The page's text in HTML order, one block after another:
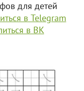
для детей
в Telegram
в ВК